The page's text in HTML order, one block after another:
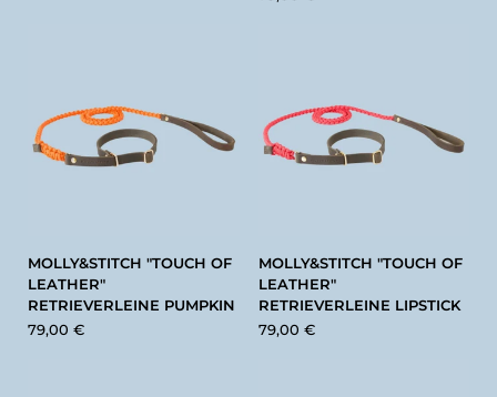
MOLLY&STITCH "TOUCH OF
LEATHER"
RETRIEVERLEINE PUMPKIN
79,00 €
MOLLY&STITCH "TOUCH OF
LEATHER"
RETRIEVERLEINE LIPSTICK
79,00 €